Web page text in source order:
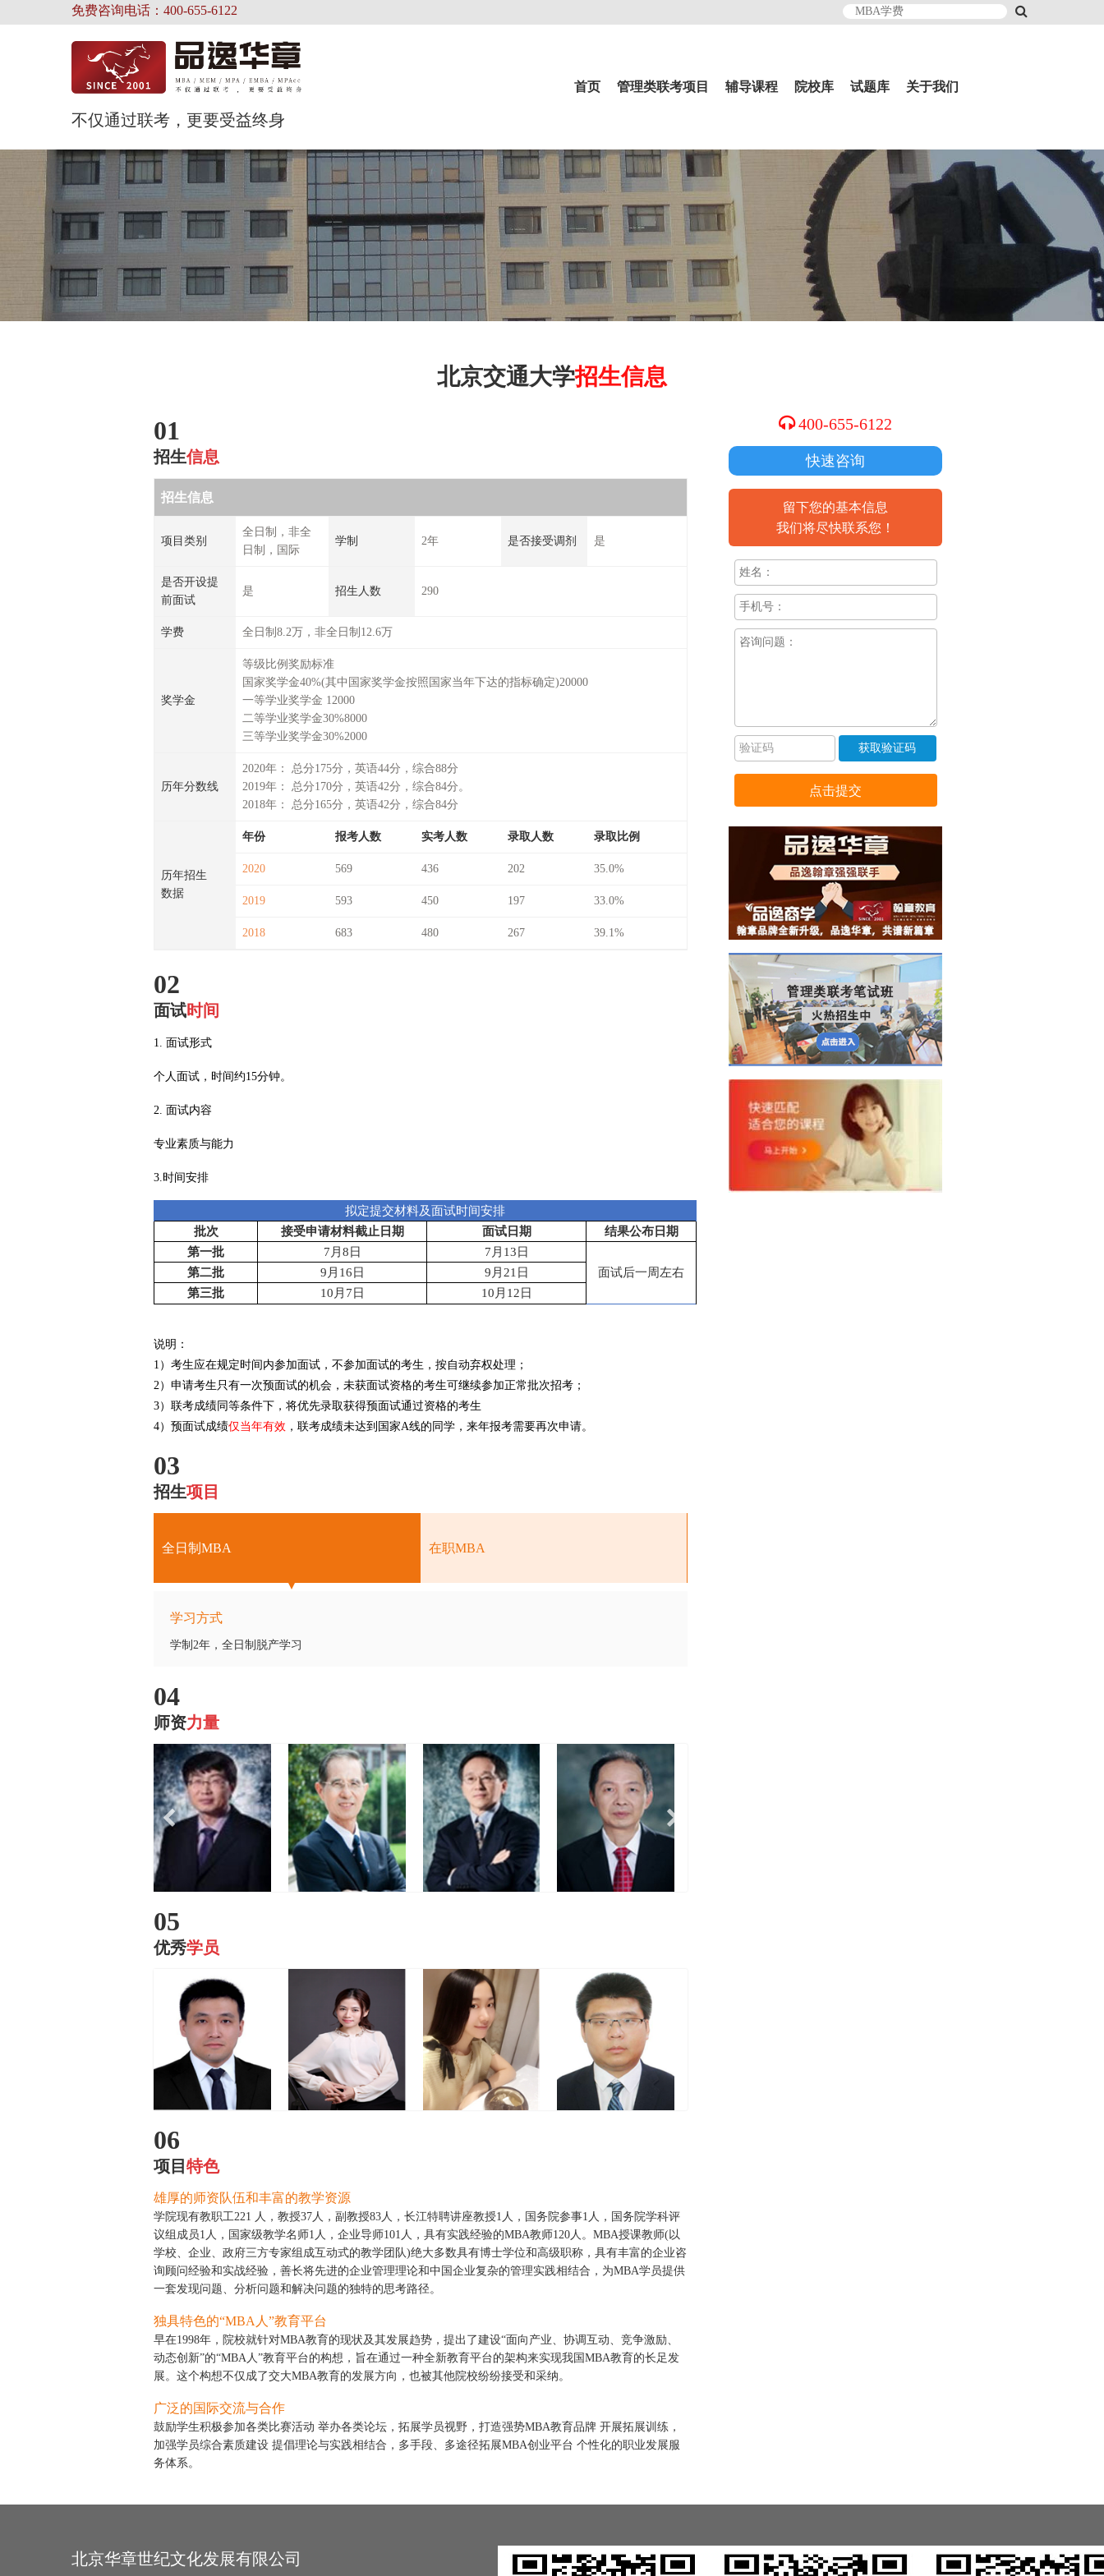
免费咨询电话：400-655-6122
不仅通过联考，更要受益终身
首页 管理类联考项目 辅导课程 院校库 试题库 关于我们
北京交通大学招生信息
01
招生信息
招生信息
项目类别
全日制，非全
日制，国际
学制 2年 是否接受调剂 是
是否开设提
前面试
是 招生人数 290
学费 全日制8.2万，非全日制12.6万
奖学金
等级比例奖励标准
国家奖学金40%(其中国家奖学金按照国家当年下达的指标确定)20000
一等学业奖学金 12000
二等学业奖学金30%8000
三等学业奖学金30%2000
历年分数线
2020年： 总分175分，英语44分，综合88分
2019年： 总分170分，英语42分，综合84分。
2018年： 总分165分，英语42分，综合84分
历年招生
数据
年份 报考人数 实考人数 录取人数 录取比例
2020 569 436 202 35.0%
2019 593 450 197 33.0%
2018 683 480 267 39.1%
02
面试时间
1. 面试形式
个人面试，时间约15分钟。
2. 面试内容
专业素质与能力
3.时间安排
拟定提交材料及面试时间安排
批次
接受申请材料截止日期 面试日期
结果公布日期
第一批
7月8日
7月13日
面试后一周左右
第二批 9月16日
9月21日
第三批
10月7日 10月1 2日
说明：
1）考生应在规定时间内参加面试，不参加面试的考生，按自动弃权处理；
2）申请考生只有一次预面试的机会，未获面试资格的考生可继续参加正常批次招考；
3）联考成绩同等条件下，将优先录取获得预面试通过资格的考生
4）预面试成绩仅当年有效 ，联考成绩未达到国家A线的同学，来年报考需要再次申请。
03
招生项目
全日制MBA 在职MBA
学习方式
学制2年，全日制脱产学习
04
师资力量
05
优秀学员
06
项目 特色
雄厚的师资队伍和丰富的教学资源
学院现有教职工221 人，教授37人，副教授83人，长江特聘讲座教授1人，国务院参事1人，国务院学科评
议组成员1人，国家级教学名师1人，企业导师101人，具有实践经验的MBA教师120人。MBA授课教师(以
学校、企业、政府三方专家组成互动式的教学团队)绝大多数具有博士学位和高级职称，具有丰富的企业咨
询顾问经验和实战经验，善长将先进的企业管理理论和中国企业复杂的管理实践相结合，为MBA学员提供
一套发现问题、分析问题和解决问题的独特的思考路径。
独具特色的“MBA人”教育平台
早在1998年，院校就针对MBA教育的现状及其发展趋势，提出了建设“面向产业、协调互动、竞争激励、
动态创新”的“MBA人”教育平台的构想，旨在通过一种全新教育平台的架构来实现我国MBA教育的长足发
展。这个构想不仅成了交大MBA教育的发展方向，也被其他院校纷纷接受和采纳。
广泛的国际交流与合作
鼓励学生积极参加各类比赛活动 举办各类论坛，拓展学员视野，打造强势MBA教育品牌 开展拓展训练，
加强学员综合素质建设 提倡理论与实践相结合，多手段、多途径拓展MBA创业平台 个性化的职业发展服
务体系。
400-655-6122
快速咨询
留下您的基本信息
我们将尽快联系您！
获取验证码
点击提交
北京华章世纪文化发展有限公司